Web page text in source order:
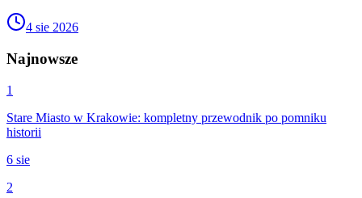
4 sie 2026
Najnowsze
1
Stare Miasto w Krakowie: kompletny przewodnik po pomniku
historii
6 sie
2